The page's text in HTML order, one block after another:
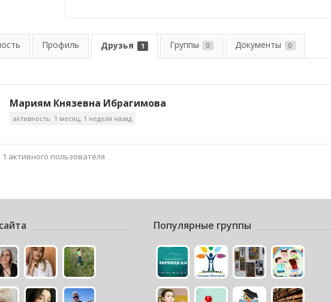
Профиль Друзья 1 Группы 0 Документы 0
Мариям Князевна Ибрагимова
активность: 1 месяц, 1 неделя назад
активного пользователя
Популярные группы